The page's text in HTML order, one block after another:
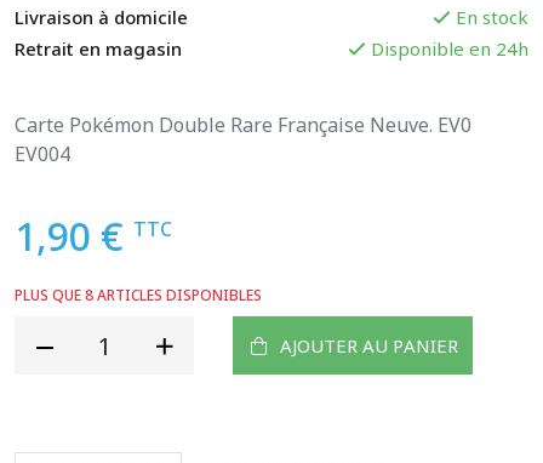
Livraison à domicile
En stock
Retrait en magasin
Disponible en 24h
Carte Pokémon Double Rare Française Neuve. EV0
EV004
1,90 € TTC
PLUS QUE 8 ARTICLES DISPONIBLES
AJOUTER AU PANIER